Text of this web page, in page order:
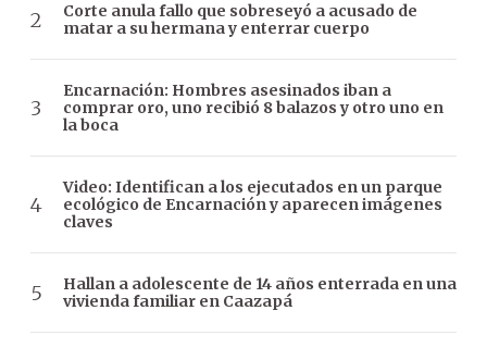
Corte anula fallo que sobreseyó a acusado de
matar a su hermana y enterrar cuerpo
Encarnación: Hombres asesinados iban a
comprar oro, uno recibió 8 balazos y otro uno en
la boca
Video: Identifican a los ejecutados en un parque
ecológico de Encarnación y aparecen imágenes
claves
Hallan a adolescente de 14 años enterrada en una
vivienda familiar en Caazapá